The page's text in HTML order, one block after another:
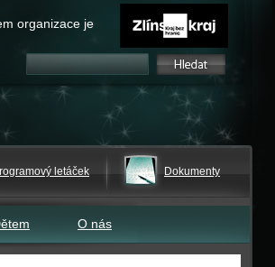
organizace je
letáček Dokumenty
O nás